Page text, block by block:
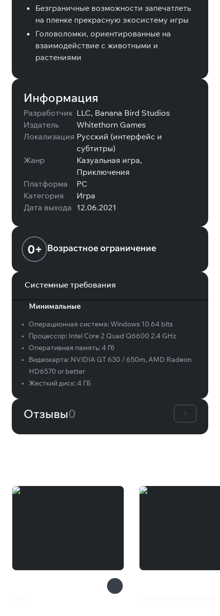
Безграничные возможности запечатлеть
на пленке прекрасную экосистему игры
Головоломки, ориентированные на
взаимодействие с животными и
растениями
Информация
Разработчик LLC, Banana Bird Studios
Издатель
Whitethorn Games
Локализация Русский (интерфейс и
субтитры)
Жанр
Казуальная игра,
Приключения
Платформа
PC
Категория
Игра
Дата выхода 12.06.2021
0+ Возрастное ограничение
Системные требования
Минимальные
• Операционная система:Windows 10 64 bits
•
Процессор: Intel Core 2 Quad Q6600 2.4 GHz
•
Оперативная память:4 Гб
•
Видеокарта: NVIDIA GT 630 / 650m, AMD Radeon
HD6570 or better
•
Жесткий диск:4 ГБ
Отзывы0